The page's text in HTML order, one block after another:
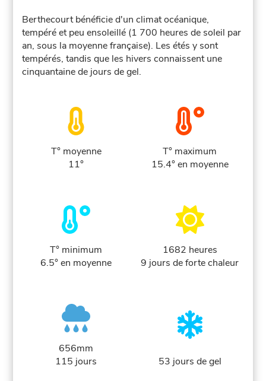
Berthecourt bénéficie d'un climat océanique,
tempéré et peu ensoleillé (1 700 heures de soleil par
an, sous la moyenne française). Les étés y sont
tempérés, tandis que les hivers connaissent une
cinquantaine de jours de gel.
T° moyenne
11°
T° maximum
15.4° en moyenne
T° minimum
6.5° en moyenne
1682 heures
9 jours de forte chaleur
656mm
115 jours
53 jours de gel